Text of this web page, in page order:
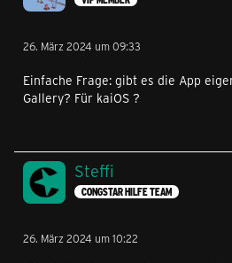
26. März 2024 um 09:33
Einfache Frage: gibt es die App
Gallery? Für kaiOS ?
Steffi
CONGSTAR HILFE TEAM
26. März 2024 um 10:22